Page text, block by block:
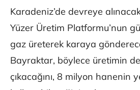
Karadeniz’de devreye
Yüzer Üretim Platformu’nun
gaz üreterek karaya
Bayraktar, böylece üretimin
çıkacağını, 8 milyon hanenin